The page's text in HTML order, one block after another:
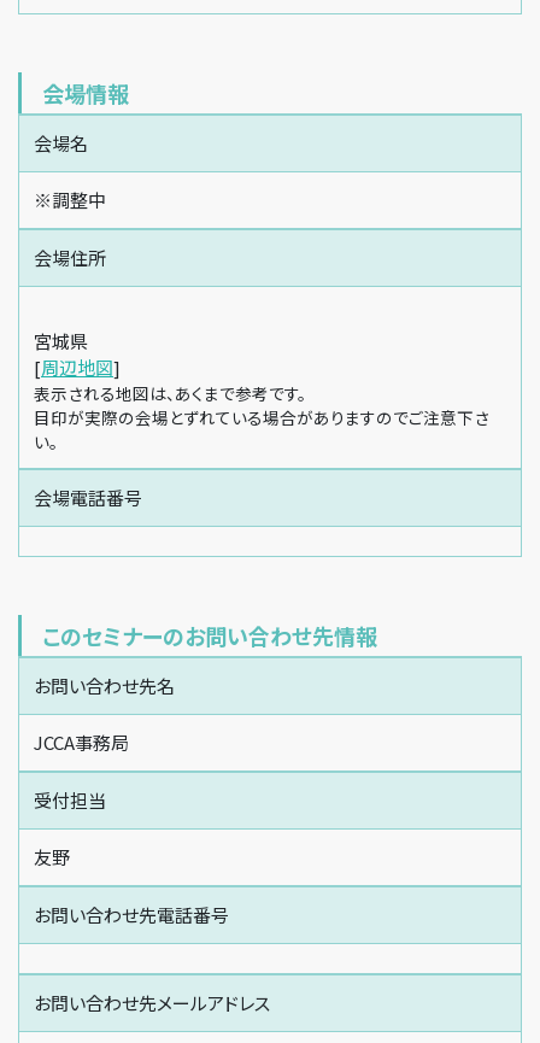
会場情報
会場名
※調整中
会場住所
宮城県
[周辺地図]
表示される地図は、あくまで参考です。
目印が実際の会場とずれている場合がありますのでご注意下さ
い。
会場電話番号
このセミナーのお問い合わせ先情報
お問い合わせ先名
JCCA事務局
受付担当
友野
お問い合わせ先電話番号
お問い合わせ先メールアドレス